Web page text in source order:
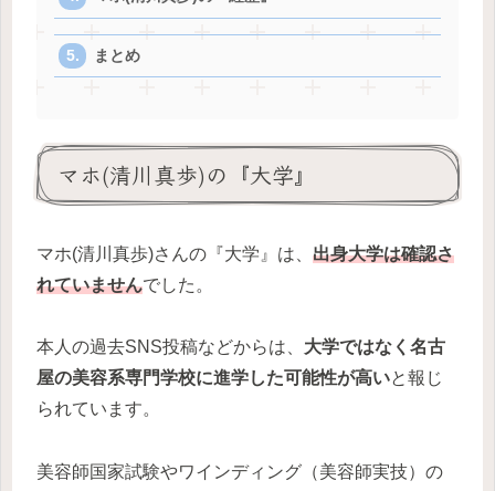
まとめ
マホ(清川真歩)の『大学』
マホ(清川真歩)さんの『大学』は、 出身大学は確認さ
れていませんでした。
本人の過去SNS投稿などからは、 大学ではなく名古
屋の美容系専門学校に進学した可能性が高いと報じ
られています。
美容師国家試験やワインディング（美容師実技）の